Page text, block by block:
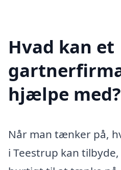
Hvad kan et
hjælpe med?
Når man tænker på,
i Teestrup kan